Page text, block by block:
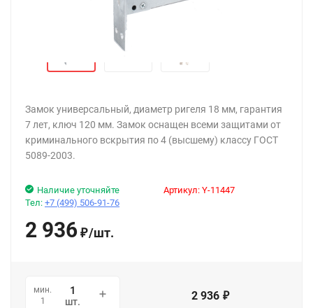
Замок универсальный, диаметр ригеля 18 мм, гарантия
7 лет, ключ 120 мм. Замок оснащен всеми защитами от
криминального вскрытия по 4 (высшему) классу ГОСТ
5089-2003.
Артикул: Y-11447
Наличие уточняйте
Тел: +7 (499) 506-91-76
2 936 ₽/шт.
мин.
1
шт. 2 936 ₽